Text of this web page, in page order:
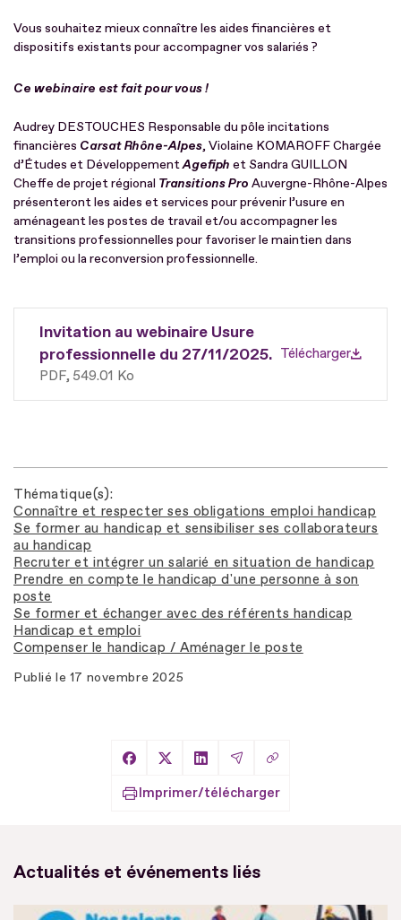
Vous souhaitez mieux connaître les aides financières et
dispositifs existants pour accompagner vos salariés ?
Ce webinaire est fait pour vous !
Audrey DESTOUCHES Responsable du pôle incitations
financières Carsat Rhône-Alpes, Violaine KOMAROFF Chargée
d’Études et DéveloppementAgefiph et Sandra GUILLON
Cheffe de projet régional Transitions Pro Auvergne-Rhône-Alpes
présenteront les aides et services pour prévenir l’usure en
aménageant les postes de travail et/ou accompagner les
transitions professionnelles pour favoriser le maintien dans
l’emploi ou la reconversion professionnelle.
Invitation au webinaire Usure
professionnelle du 27/11/2025.
PDF 549.01 Ko
Télécharger
Thématique(s)
Connaître et respecter ses obligations emploi handicap
Se former au handicap et sensibiliser ses collaborateurs
au handicap
Recruter et intégrer un salarié en situation de handicap
Prendre en compte le handicap d'une personne à son
poste
Se former et échanger avec des référents handicap
Handicap et emploi
Compenser le handicap / Aménager le poste
Publié le 17 novembre 2025
Partager sur Facebook
Partager sur X
Partager sur LinkedIn
Partager par Email
Copier le lien
Imprimer/télécharger
Actualités et événements liés